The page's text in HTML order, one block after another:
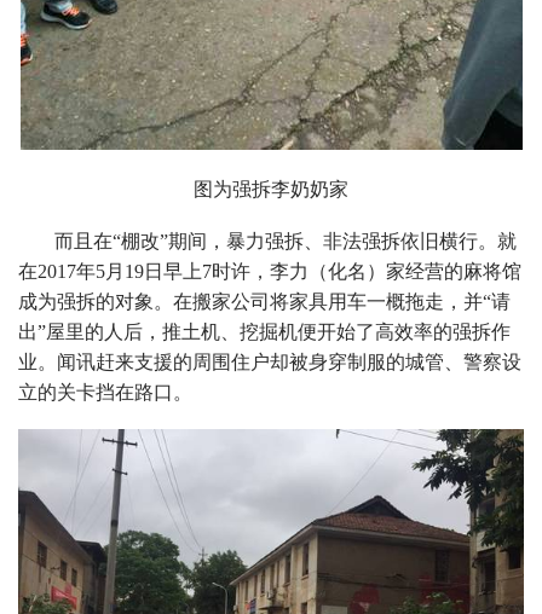
图为强拆李奶奶家
而且在“棚改”期间，暴力强拆、非法强拆依旧横行。就
在2017年5月19日早上7时许，李力（化名）家经营的麻将馆
成为强拆的对象。在搬家公司将家具用车一概拖走，并“请
出”屋里的人后，推土机、挖掘机便开始了高效率的强拆作
业。闻讯赶来支援的周围住户却被身穿制服的城管、警察设
立的关卡挡在路口。